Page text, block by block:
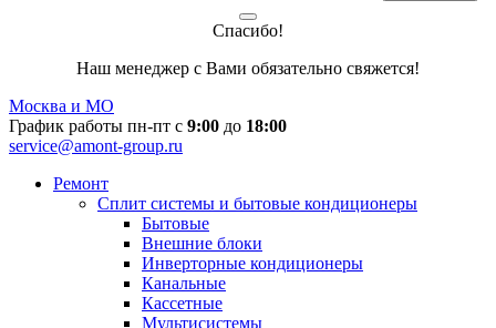
Спасибо!
Наш менеджер с Вами обязательно свяжется!
Москва и МО
График работы пн-пт с 9:00 до 18:00
service@amont-group.ru
Ремонт
Сплит системы и бытовые кондиционеры
Бытовые
Внешние блоки
Инверторные кондиционеры
Канальные
Кассетные
Мультисистемы